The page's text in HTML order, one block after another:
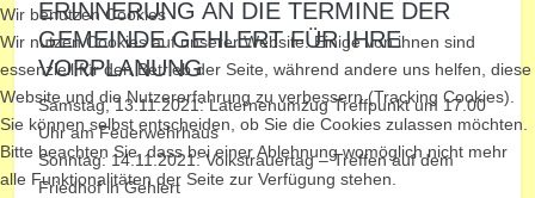
ERINNERUNG AN DIE TERMINE DER
GEMEINDE GEHLERT FÜR IHRE
VORPLANUNG
Samstag, 13.11.2021: Laternenumzug Treffpunkt um 17.00
Uhr am Feuerwehrhaus
Sonntag: 14.11.2021: Volkstrauertag – Treffen auf dem
Friedhof in Gehlert
Wir benutzen Cookies
Wir nutzen Cookies auf unserer Website. Einige von ihnen sind
essenziell für den Betrieb der Seite, während andere uns helfen, diese
Website und die Nutzererfahrung zu verbessern (Tracking Cookies).
Sie können selbst entscheiden, ob Sie die Cookies zulassen möchten.
Bitte beachten Sie, dass bei einer Ablehnung womöglich nicht mehr
alle Funktionalitäten der Seite zur Verfügung stehen.